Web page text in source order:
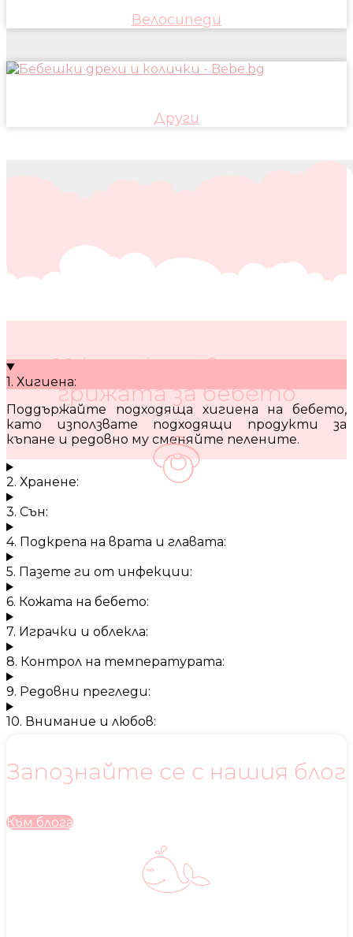
Велосипеди
Други
10 кратки съвета за
грижата за бебето
1. Хигиена:
Поддържайте подходяща хигиена на бебето,
като използвате подходящи продукти за
къпане и редовно му сменяйте пелените.
2. Хранене:
3. Сън:
4. Подкрепа на врата и главата:
5. Пазете ги от инфекции:
6. Кожата на бебето:
7. Играчки и облекла:
8. Контрол на температурата:
9. Редовни прегледи:
10. Внимание и любов:
Запознайте се с нашия блог
Към блога